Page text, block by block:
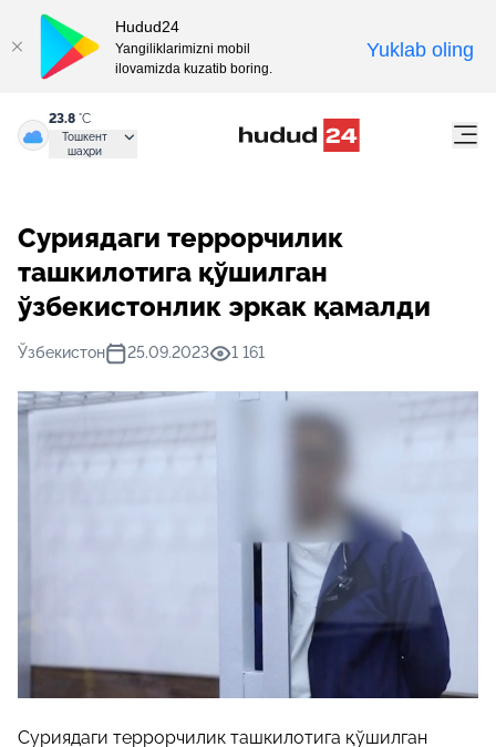
23.8 °C
Тошкент
шаҳри
Суриядаги террорчилик
ташкилотига қўшилган
ўзбекистонлик эркак қамалди
Ўзбекистон 25.09.2023 1 161
Суриядаги террорчилик ташкилотига қўшилган
Hudud24
Yangiliklarimizni mobil
ilovamizda kuzatib boring.
Yuklab oling